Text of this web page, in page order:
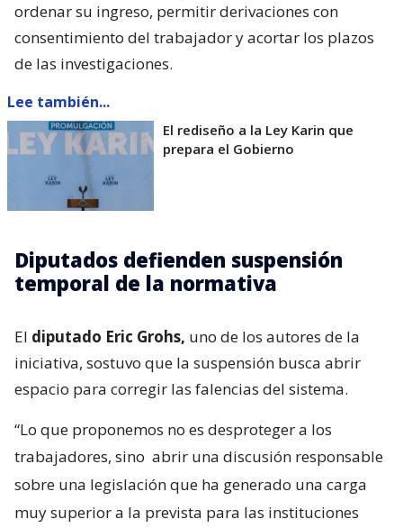
ordenar su ingreso, permitir derivaciones con
consentimiento del trabajador y acortar los plazos
de las investigaciones.
Lee también...
El rediseño a la Ley Karin que
prepara el Gobierno
Diputados defienden suspensión
temporal de la normativa
El diputado Eric Grohs, uno de los autores de la
iniciativa, sostuvo que la suspensión busca abrir
espacio para corregir las falencias del sistema.
“Lo que proponemos no es desproteger a los
trabajadores, sino abrir una discusión responsable
sobre una legislación que ha generado una carga
muy superior a la prevista para las instituciones